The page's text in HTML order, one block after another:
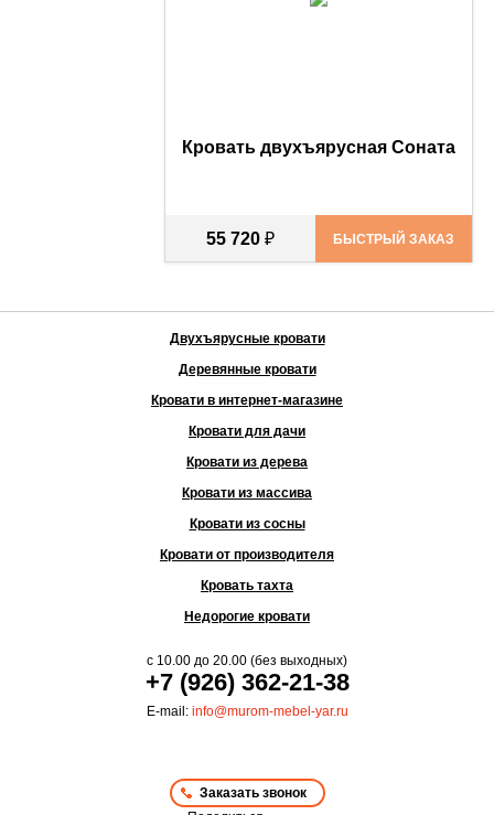
Кровать двухъярусная Соната
55 720₽ БЫСТРЫЙ ЗАКАЗ
Двухъярусные кровати
Деревянные кровати
Кровати в интернет-магазине
Кровати для дачи
Кровати из дерева
Кровати из массива
Кровати из сосны
Кровати от производителя
Кровать тахта
Недорогие кровати
с 10.00 до 20.00 (без выходных)
+7 (926) 362-21-38
E-mail: info@murom-mebel-yar.ru
Заказать звонок